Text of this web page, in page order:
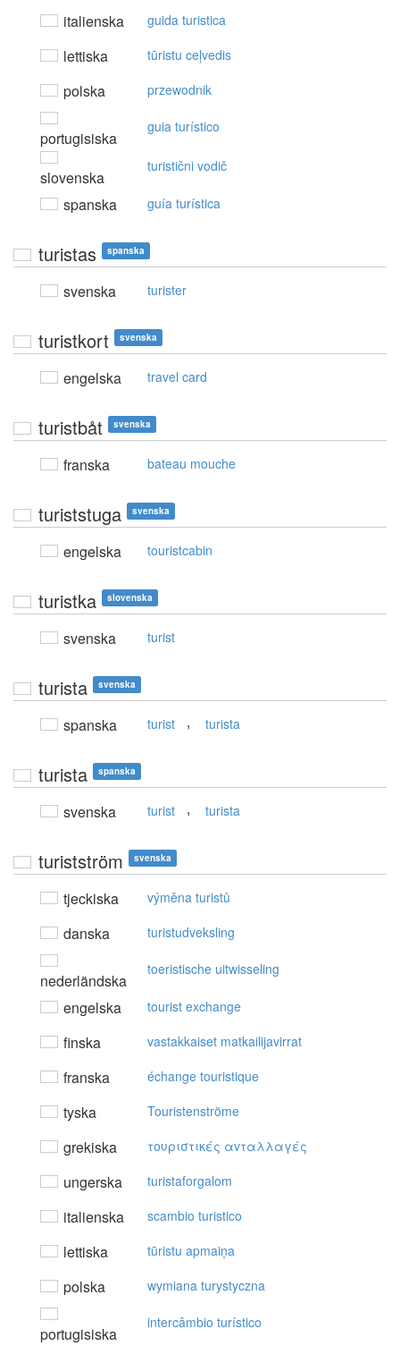
italienska guida turistica
lettiska tūristu ceļvedis
polska przewodnik
portugisiska
guia turístico
slovenska
turistični vodič
spanska guía turística
turistas spanska
svenska turister
turistkort svenska
engelska travel card
turistbåt svenska
franska bateau mouche
turiststuga svenska
engelska touristcabin
turistka slovenska
svenska turist
turista svenska
spanska turist , turista
turista spanska
svenska turist , turista
turistström svenska
tjeckiska výměna turistů
danska turistudveksling
nederländska
toeristische uitwisseling
engelska tourist exchange
finska vastakkaiset matkailijavirrat
franska échange touristique
tyska Touristenströme
grekiska τoυριστικές αvταλλαγές
ungerska turistaforgalom
italienska scambio turistico
lettiska tūristu apmaiņa
polska wymiana turystyczna
portugisiska
intercâmbio turístico